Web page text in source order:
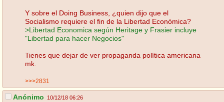
Y sobre el Doing Business, ¿quien dijo que el
Socialismo requiere el fin de la Libertad Económica?
>Libertad Economica según Heritage y Frasier incluye
"Libertad para hacer Negocios"
Tienes que dejar de ver propaganda política americana
mk.
>>>2831
Anónimo 10/12/18 06:26